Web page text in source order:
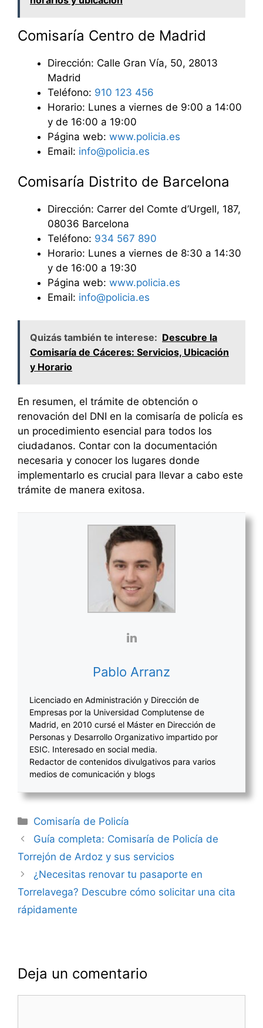
Comisaría Centro de Madrid
Dirección: Calle Gran Vía, 50, 28013
Madrid
Teléfono: 910 123 456
Horario: Lunes a viernes de 9:00 a 14:00
y de 16:00 a 19:00
Página web: www.policia.es
Email: info@policia.es
Comisaría Distrito de Barcelona
Dirección: Carrer del Comte d’Urgell, 187,
08036 Barcelona
Teléfono: 934 567 890
Horario: Lunes a viernes de 8:30 a 14:30
y de 16:00 a 19:30
Página web: www.policia.es
Email: info@policia.es
Quizás también te interese: Descubre la
Comisaría de Cáceres: Servicios, Ubicación
y Horario
En resumen, el trámite de obtención o
renovación del DNI en la comisaría de policía es
un procedimiento esencial para todos los
ciudadanos. Contar con la documentación
necesaria y conocer los lugares donde
implementarlo es crucial para llevar a cabo este
trámite de manera exitosa.
Pablo Arranz
Licenciado en Administración y Dirección de
Empresas por la Universidad Complutense de
Madrid, en 2010 cursé el Máster en Dirección de
Personas y Desarrollo Organizativo impartido por
ESIC. Interesado en social media.
Redactor de contenidos divulgativos para varios
medios de comunicación y blogs
Categorías
Comisaría de Policía
Navegación
de
entradas
Guía completa: Comisaría de Policía de
Torrejón de Ardoz y sus servicios
¿Necesitas renovar tu pasaporte en
Torrelavega? Descubre cómo solicitar una cita
rápidamente
Deja un comentario